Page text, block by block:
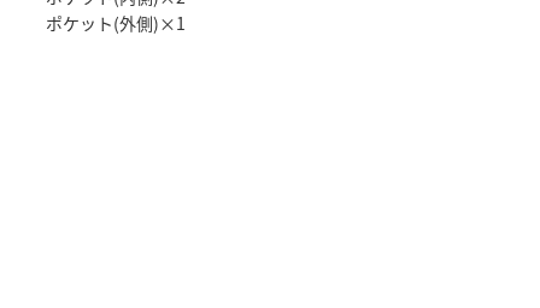
ポケット(外側)×1